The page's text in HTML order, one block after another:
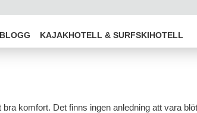
BLOGG KAJAKHOTELL & SURFSKIHOTELL
komfort. Det finns ingen anledning att vara